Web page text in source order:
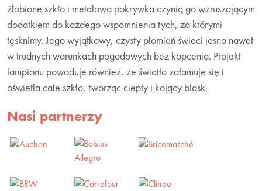
żłobione szkło i metalowa pokrywka czynią go wzruszającym
dodatkiem do każdego wspomnienia tych, za którymi
tęsknimy. Jego wyjątkowy, czysty płomień świeci jasno nawet
w trudnych warunkach pogodowych bez kopcenia. Projekt
lampionu powoduje również, że światło załamuje się i
oświetla całe szkło, tworząc ciepły i kojący blask.
Nasi partnerzy